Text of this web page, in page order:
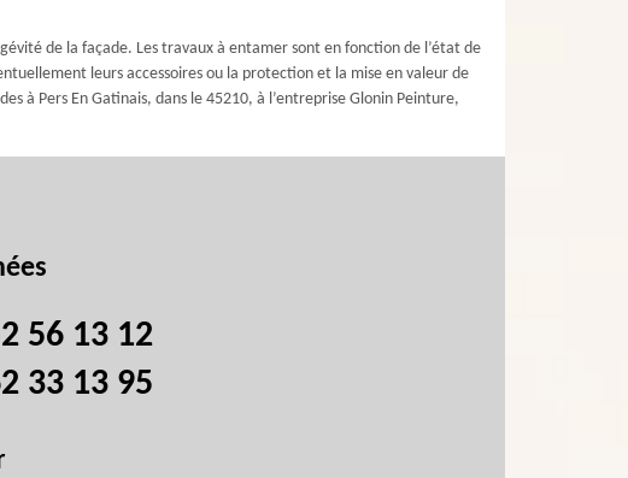
de la façade. Les travaux à entamer sont en fonction de l’état de
leurs accessoires ou la protection et la mise en valeur de
à Pers En Gatinais, dans le 45210, à l’entreprise Glonin Peinture,
56 13 12
33 13 95